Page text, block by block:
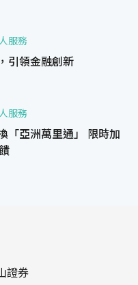
服務
引領金融創新
服務
「亞洲萬里通」 限時加
證券